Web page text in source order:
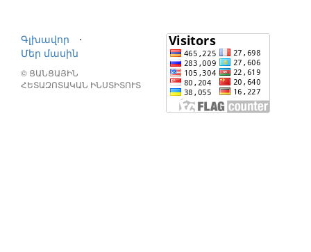
Գլխավոր
⋅
Մեր մասին
© ՑԱՆՑԱՅԻՆ
ՀԵՏԱԶՈՏԱԿԱՆ ԻՆՍՏԻՏՈՒՏ